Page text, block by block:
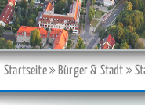
Startseite Bürger & Stadt